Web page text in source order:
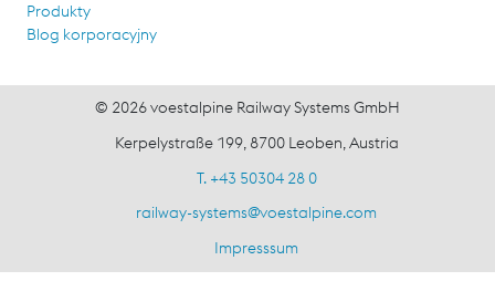
Produkty
Blog korporacyjny
© 2026 voestalpine Railway Systems GmbH
Kerpelystraße 199, 8700 Leoben, Austria
T. +43 50304 28 0
railway-systems@voestalpine.com
Impresssum